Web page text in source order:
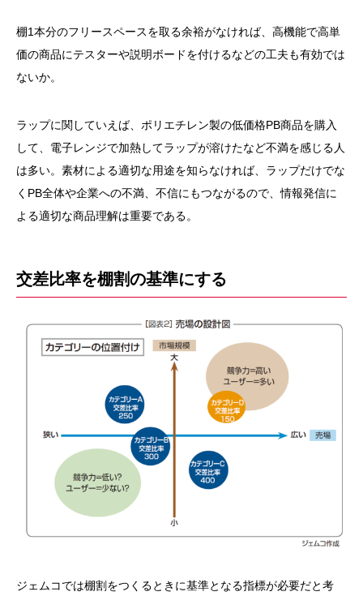
棚1本分のフリースペースを取る余裕がなければ、高機能で高単
価の商品にテスターや説明ボードを付けるなどの工夫も有効では
ないか。
ラップに関していえば、ポリエチレン製の低価格PB商品を購入
して、電子レンジで加熱してラップが溶けたなど不満を感じる人
は多い。素材による適切な用途を知らなければ、ラップだけでな
くPB全体や企業への不満、不信にもつながるので、情報発信に
よる適切な商品理解は重要である。
交差比率を棚割の基準にする
ジェムコでは棚割をつくるときに基準となる指標が必要だと考